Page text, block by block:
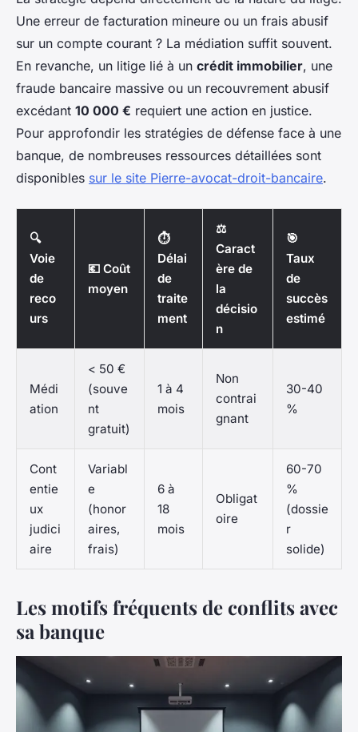
Une erreur de facturation mineure ou un frais abusif
sur un compte courant ? La médiation suffit souvent.
En revanche, un litige lié à un crédit immobilier, une
fraude bancaire massive ou un recouvrement abusif
excédant 10 000 € requiert une action en justice.
Pour approfondir les stratégies de défense face à une
banque, de nombreuses ressources détaillées sont
disponibles sur le site Pierre-avocat-droit-bancaire.
🔍
Voie
de
reco
urs
💶 Coût
moyen
⏱️
Délai
de
traite
ment
⚖️
Caract
ère de
la
décisio
n
🎯
Taux
de
succès
estimé
Médi
ation
< 50 €
(souve
nt
gratuit)
1 à 4
mois
Non
contrai
gnant
30-40
%
Cont
entie
ux
judici
aire
Variabl
e
(honor
aires,
frais)
6 à
18
mois
Obligat
oire
60-70
%
(dossie
r
solide)
Les motifs fréquents de conflits avec
sa banque